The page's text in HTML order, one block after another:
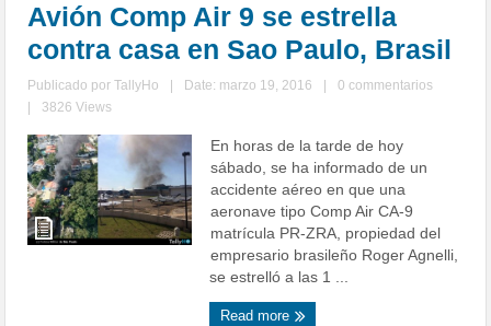
Avión Comp Air 9 se estrella
contra casa en Sao Paulo, Brasil
Publicado porTallyHo Date: marzo 19, 2016
0 commentarios
3826 Views
En horas de la tarde de hoy
sábado, se ha informado de un
accidente aéreo en que una
aeronave tipo Comp Air CA-9
matrícula PR-ZRA, propiedad del
empresario brasileño Roger Agnelli,
se estrelló a las 1 ...
Read more